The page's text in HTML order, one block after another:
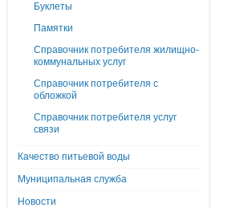
Буклеты
Памятки
Справочник потребителя жилищно-
коммунальных услуг
Справочник потребителя с
обложкой
Справочник потребителя услуг
связи
Качество питьевой воды
Муниципальная служба
Новости